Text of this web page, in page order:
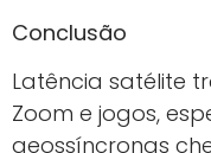
Conclusão
Latência satélite
Zoom e jogos,
geossíncronas